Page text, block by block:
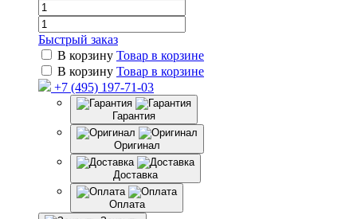
Быстрый заказ
В корзину Товар в корзине
В корзину Товар в корзине
+7 (495) 197-71-03
Гарантия
Оригинал
Доставка
Оплата